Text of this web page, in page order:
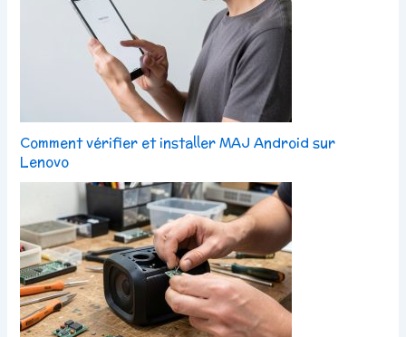
Comment vérifier et installer MAJ Android sur
Lenovo